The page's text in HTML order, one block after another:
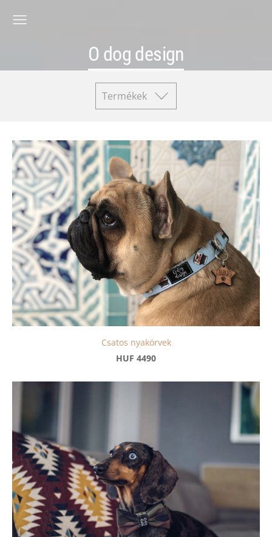
O dog design
Termékek
Csatos nyakörvek
HUF 4490